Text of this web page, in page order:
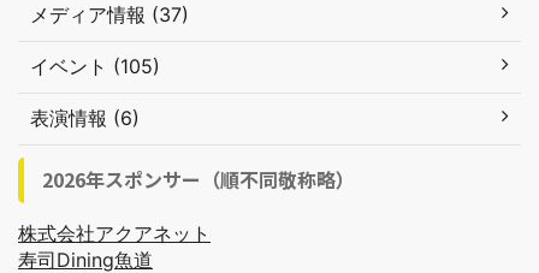
メディア情報 (37)
イベント (105)
表演情報 (6)
2026年スポンサー（順不同敬称略）
株式会社アクアネット
寿司Dining魚道